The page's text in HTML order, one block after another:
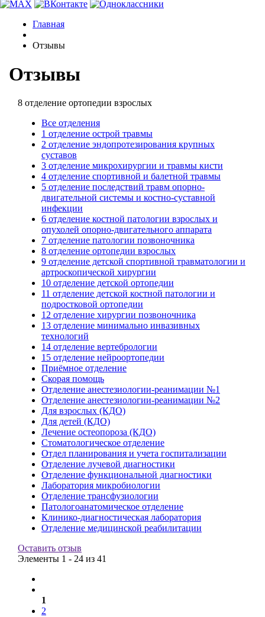
Главная
Отзывы
Отзывы
8 отделение ортопедии взрослых
Все отделения
1 отделение острой травмы
2 отделение эндопротезирования крупных
суставов
3 отделение микрохирургии и травмы кисти
4 отделение спортивной и балетной травмы
5 отделение последствий травм опорно-
двигательной системы и костно-суставной
инфекции
6 отделение костной патологии взрослых и
опухолей опорно-двигательного аппарата
7 отделение патологии позвоночника
8 отделение ортопедии взрослых
9 отделение детской спортивной травматологии и
артроскопической хирургии
10 отделение детской ортопедии
11 отделение детской костной патологии и
подростковой ортопедии
12 отделение хирургии позвоночника
13 отделение минимально инвазивных
технологий
14 отделение вертебрологии
15 отделение нейроортопедии
Приёмное отделение
Скорая помощь
Отделение анестезиологии-реанимации №1
Отделение анестезиологии-реанимации №2
Для взрослых (КДО)
Для детей (КДО)
Лечение остеопороза (КДО)
Стоматологическое отделение
Отдел планирования и учета госпитализации
Отделение лучевой диагностики
Отделение функциональной диагностики
Лаборатория микробиологии
Отделение трансфузиологии
Патологоанатомическое отделение
Клинико-диагностическая лаборатория
Отделение медицинской реабилитации
Оставить отзыв
Элементы 1 - 24 из 41
1
2